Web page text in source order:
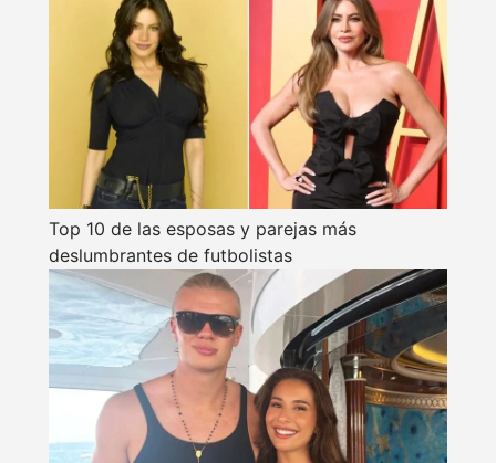
Top 10 de las esposas y parejas más
deslumbrantes de futbolistas